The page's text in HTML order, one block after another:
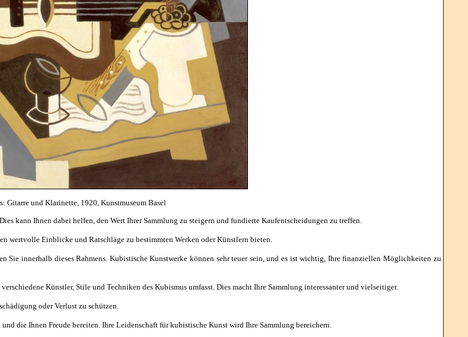
Gitarre und Klarinette, 1920, Kunstmuseum Basel
kann Ihnen dabei helfen, den Wert Ihrer Sammlung zu steigern und fundierte Kaufentscheidungen zu treffen.
wertvolle Einblicke und Ratschläge zu bestimmten Werken oder Künstlern bieten.
Sie innerhalb dieses Rahmens. Kubistische Kunstwerke können sehr teuer sein, und es ist wichtig, Ihre finanziellen Möglichkeiten zu
Künstler, Stile und Techniken des Kubismus umfasst. Dies macht Ihre Sammlung interessanter und vielseitiger.
oder Verlust zu schützen.
die Ihnen Freude bereiten. Ihre Leidenschaft für kubistische Kunst wird Ihre Sammlung bereichern.